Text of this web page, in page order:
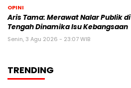
OPINI
Aris Tama: Merawat Nalar Publik di
Tengah Dinamika Isu Kebangsaan
Senin, 3 Agu 2026 - 23:07 WIB
TRENDING